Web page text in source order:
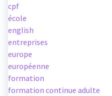
cpf
école
english
entreprises
europe
européenne
formation
formation continue adulte